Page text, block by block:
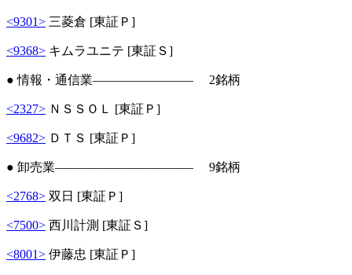
<9301> 三菱倉 [東証Ｐ]
<9368> キムラユニテ [東証Ｓ]
● 情報・通信業―――――――― 2銘柄
<2327> ＮＳＳＯＬ [東証Ｐ]
<9682> ＤＴＳ [東証Ｐ]
● 卸売業――――――――――― 9銘柄
<2768> 双日 [東証Ｐ]
<7500> 西川計測 [東証Ｓ]
<8001> 伊藤忠 [東証Ｐ]